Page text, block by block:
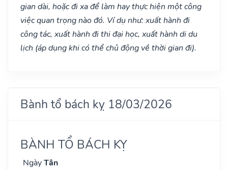
gian dài, hoặc đi xa để làm hay thực hiện một công
việc quan trọng nào đó. Ví dụ như: xuất hành đi
công tác, xuất hành đi thi đại học, xuất hành di du
lịch (áp dụng khi có thể chủ động về thời gian đi).
Bành tổ bách kỵ 18/03/2026
BÀNH TỔ BÁCH KỴ
NgàyTân